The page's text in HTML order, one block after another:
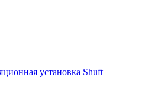
установка Shuft